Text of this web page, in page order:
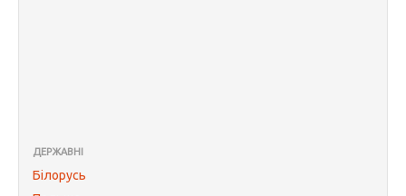
ДЕРЖАВНІ
Білорусь